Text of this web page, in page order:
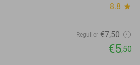
8.8 star
Regulier €7,50
€5,50